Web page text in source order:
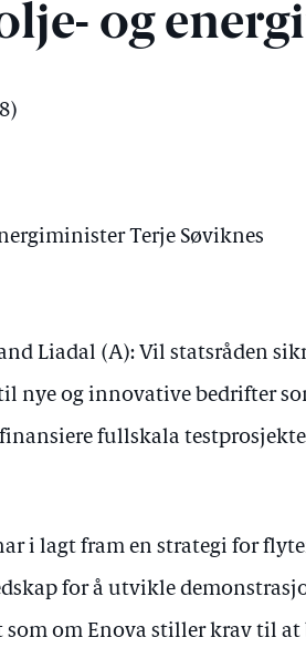
og
Terje Søviknes
Liadal (A): Vil statsråden
nye og innovative bedrifter
fullskala
i lagt fram en strategi for
for å utvikle
som om Enova stiller krav til at